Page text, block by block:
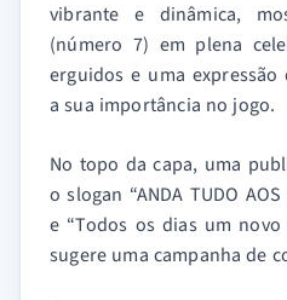
vibrante e dinâmica,
(número 7) em plena
erguidos e uma
a sua importância no jogo.
No topo da capa, uma
o slogan “ANDA TUDO AOS
e “Todos os dias um
sugere uma campanha de